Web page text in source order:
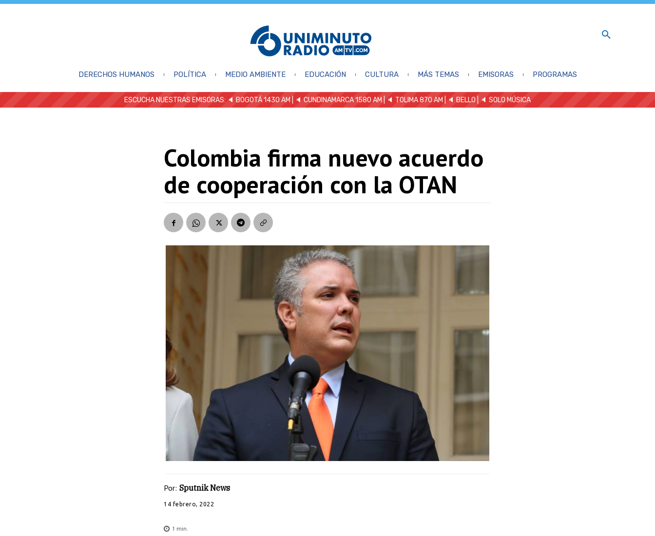
DERECHOS HUMANOS POLÍTICA MEDIO AMBIENTE EDUCACIÓN CULTURA MÁS TEMAS EMISORAS PROGRAMAS
ESCUCHA NUESTRAS EMISORAS: 🔈 BOGOTÁ 1430 AM | 🔈 CUNDINAMARCA 1580 AM | 🔈 TOLIMA 870 AM | 🔈 BELLO 🔈 SOLO MÚSICA
Colombia firma nuevo acuerdo
de cooperación con la OTAN
Por: Sputnik News
14 febrero, 2022
1 min.